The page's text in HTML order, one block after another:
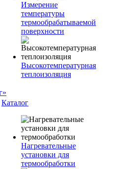
Измерение
температуры
термообрабатываемой
поверхности
Высокотемпературная
теплоизоляция
Каталог
Нагревательные
установки для
термообработки